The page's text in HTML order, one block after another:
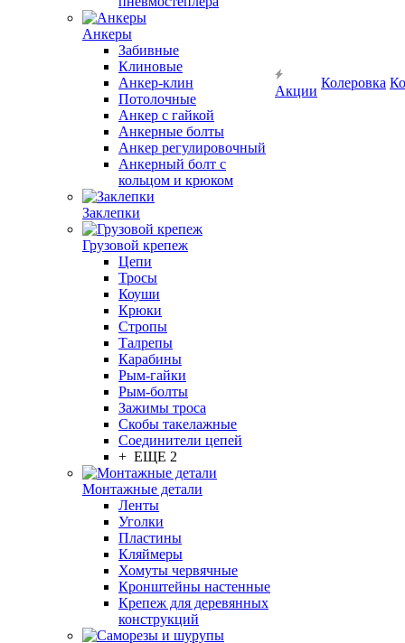
Анкеры
Забивные
Клиновые
Анкер-клин
Потолочные
Анкер с гайкой
Анкерные болты
Анкер регулировочный
Анкерный болт с
кольцом и крюком
Заклепки
Грузовой крепеж
Цепи
Тросы
Коуши
Крюки
Стропы
Талрепы
Карабины
Рым-гайки
Рым-болты
Зажимы троса
Скобы такелажные
Соединители цепей
+ ЕЩЕ 2
Монтажные детали
Ленты
Уголки
Пластины
Кляймеры
Хомуты червячные
Кронштейны настенные
Крепеж для деревянных
конструкций
Акции
Колеровка